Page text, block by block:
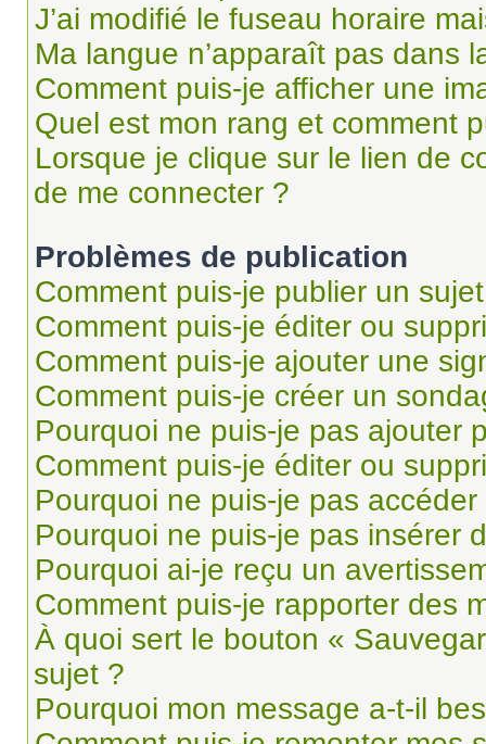
J’ai modifié le fuseau horaire
Ma langue n’apparaît pas dans
Comment puis-je afficher une
Quel est mon rang et comment
Lorsque je clique sur le lien de
de me connecter ?
Problèmes de publication
Comment puis-je publier un
Comment puis-je éditer ou
Comment puis-je ajouter une
Comment puis-je créer un
Pourquoi ne puis-je pas ajouter
Comment puis-je éditer ou
Pourquoi ne puis-je pas
Pourquoi ne puis-je pas insérer
Pourquoi ai-je reçu un
Comment puis-je rapporter des
À quoi sert le bouton «
sujet ?
Pourquoi mon message a-t-il